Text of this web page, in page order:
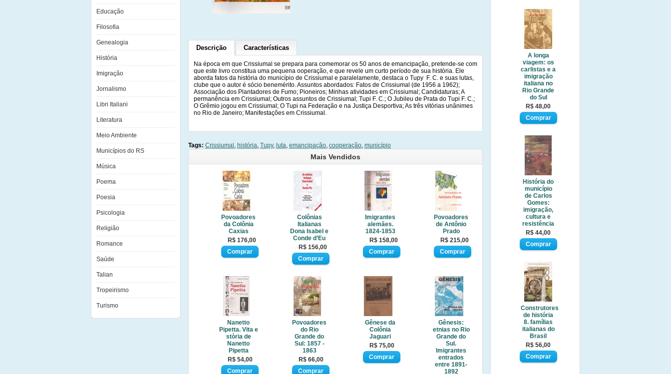
Educação
Filosofia
Genealogia
História
Imigração
Jornalismo
Libri Italiani
Literatura
Meio Ambiente
Municípios do RS
Música
Poema
Poesia
Psicologia
Religião
Romance
Saúde
Talian
Tropeirismo
Turismo
A longa
viagem: os
carlistas e a
imigração
italiana no
Rio Grande
do Sul
R$ 48,00
História do
município
de Carlos
Gomes:
imigração,
cultura e
resistência
R$ 44,00
Construtores
de história
8. famílias
italianas do
Brasil
R$ 56,00
Descrição Características
Na época em que Crissiumal se prepara para comemorar os 50 anos de emancipação, pretende-se com
que este livro constitua uma pequena ooperação, e que revele um curto período de sua história. Ele
aborda fatos da história do município de Crissiumal e paralelamente, destaca o Tupy F. C. e suas lutas,
clube que o autor é sócio benemérito. Assuntos abordados: Fatos de Crissiumal (de 1956 a 1962);
Associação dos Plantadores de Fumo; Pioneiros; Minhas atividades em Crissiumal; Candidaturas; A
permanência em Crissiumal; Outros assuntos de Crissiumal; Tupi F. C.; O Jubileu de Prata do Tupi F. C.;
O Grêmio jogou em Crissiumal; O Tupi na Federação e na Justiça Desportiva; As três vitórias unânimes
no Rio de Janeiro; Manifestações em Crissiumal.
Tags: Crissiumal , história, Tupy, luta, emancipação, cooperação, município
Mais Vendidos
Povoadores
da Colônia
Caxias
R$ 176,00
Colônias
Italianas
Dona Isabel e
Conde d’Eu
R$ 156,00
Imigrantes
alemães.
1824-1853
R$ 158,00
Povoadores
de Antônio
Prado
R$ 215,00
Nanetto
Pipetta. Vita e
stòria de
Nanetto
Pipetta
R$ 54,00
Povoadores
do Rio
Grande do
Sul: 1857 -
1863
R$ 66,00
Gênese da
Colônia
Jaguari
R$ 75,00
Gênesis:
etnias no Rio
Grande do
Sul.
Imigrantes
entrados
entre 1891-
1892